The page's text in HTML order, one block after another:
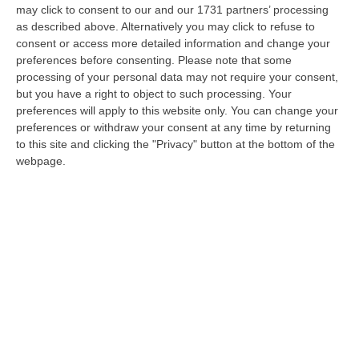
may click to consent to our and our 1731 partners’ processing
as described above. Alternatively you may click to refuse to
consent or access more detailed information and change your
preferences before consenting.
Please note that some
processing of your personal data may not require your consent,
but you have a right to object to such processing. Your
preferences will apply to this website only. You can change your
preferences or withdraw your consent at any time by returning
to this site and clicking the "Privacy" button at the bottom of the
webpage.
Da “Il racconto di Natale di Zampalesta” a
“Memori”: doppio appuntamento teatrale a
Filadelfia
Ultimi due appuntamenti prima del nuovo
anno, a cura di Dracma
Pubblicato il: 18/12/25 – 10:44